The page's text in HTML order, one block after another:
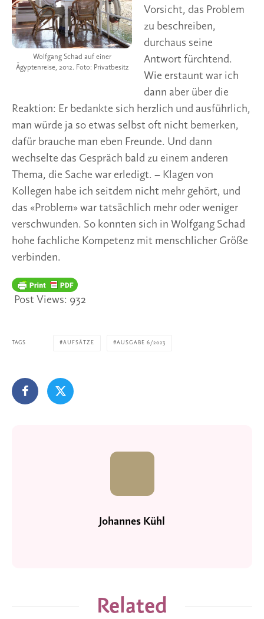
Wolfgang Schad auf einer
Ägyptenreise, 2012. Foto: Privatbesitz
Vorsicht, das Problem
zu beschreiben,
durchaus seine
Antwort fürchtend.
Wie erstaunt war ich
dann aber über die
Reaktion: Er bedankte sich herzlich und ausführlich,
man würde ja so etwas selbst oft nicht bemerken,
dafür brauche man eben Freunde. Und dann
wechselte das Gespräch bald zu einem anderen
Thema, die Sache war erledigt. – Klagen von
Kollegen habe ich seitdem nicht mehr gehört, und
das «Problem» war tatsächlich mehr oder weniger
verschwunden. So konnten sich in Wolfgang Schad
hohe fachliche Kompetenz mit menschlicher Größe
verbinden.
Post Views: 932
TAGS AUFSÄTZE AUSGABE 6/2023
Johannes Kühl
Related